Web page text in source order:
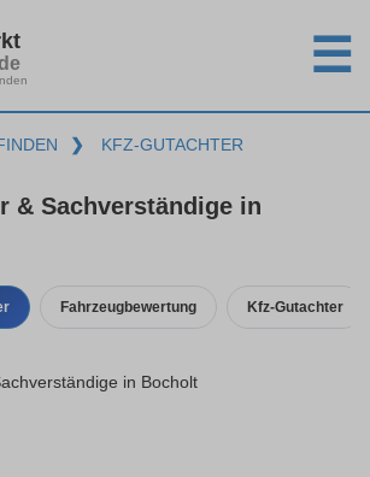
☰
❯ KFZ-GUTACHTER
& Sachverständige in
Fahrzeugbewertung Kfz-Gutachter
in Bocholt